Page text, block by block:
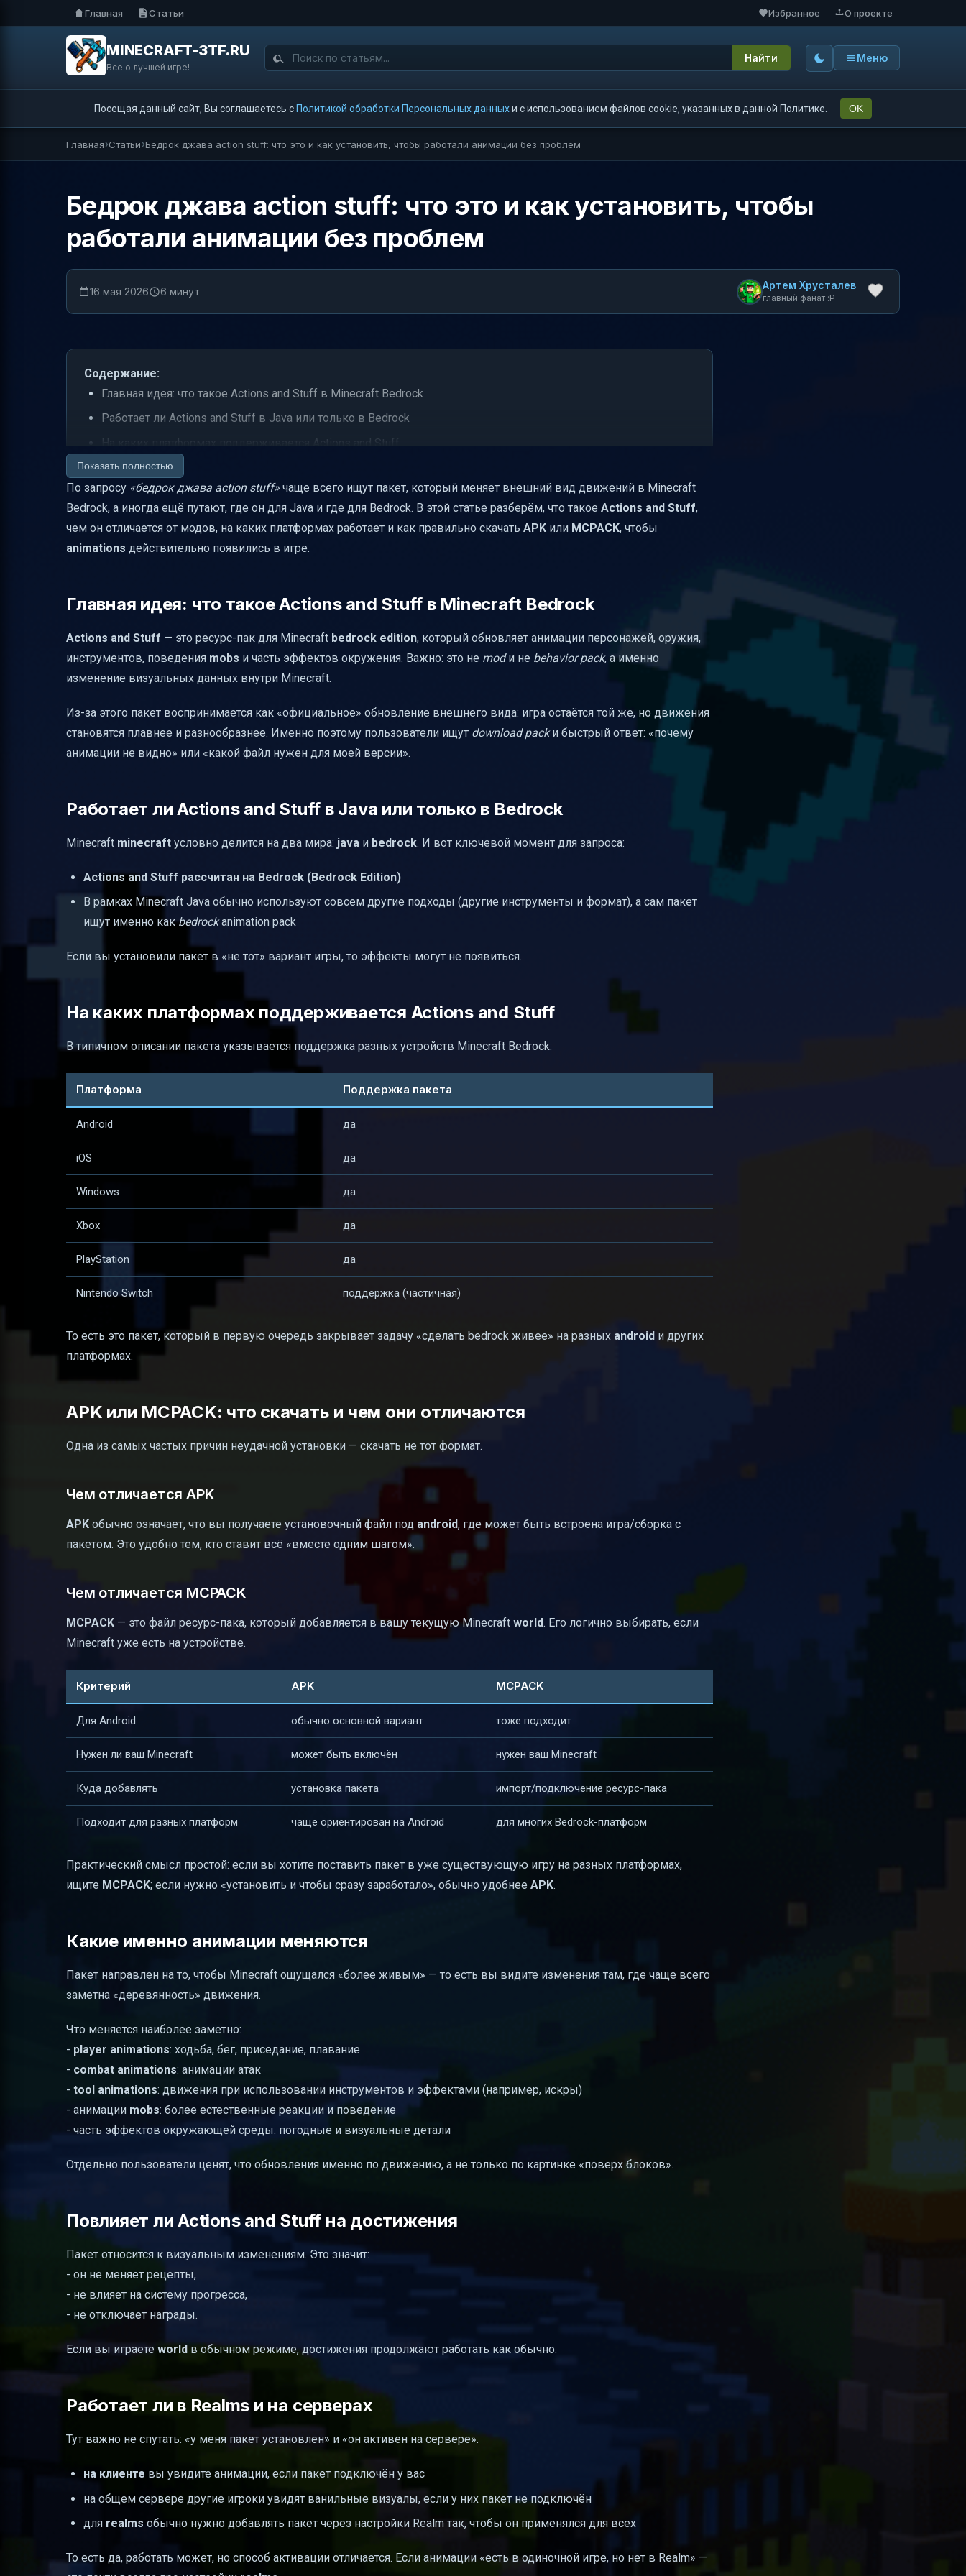
Главная Статьи Избранное О проекте
MINECRAFT-3TF.RU
Все о лучшей игре!
Найти Меню
Посещая данный сайт, Вы соглашаетесь с Политикой обработки Персональных данныхи с использованием файлов cookie, указанных в данной Политике. OK
Главная Статьи Бедрок джава action stuff: что это и как установить, чтобы работали анимации без проблем
Бедрок джава action stuff: что это и как установить, чтобы
работали анимации без проблем
16 мая 2026 6 минут Артем Хрусталев
главный фанат :P
Содержание:
Главная идея: что такое Actions and Stuff в Minecraft Bedrock
Работает ли Actions and Stuff в Java или только в Bedrock
На каких платформах поддерживается Actions and Stuff
APK или MCPACK: что скачать и чем они отличаются
Какие именно анимации меняются
Повлияет ли Actions and Stuff на достижения
Работает ли в Realms и на серверах
Разрешения (resolution) и как выбрать вариант под устройство
Советы для стабильной производительности
Плюсы и минусы, которые реально ощущаются в игре
Показать полностью
По запросу «бедрок джава action stuff» чаще всего ищут пакет, который меняет внешний вид движений в Minecraft
Bedrock, а иногда ещё путают, где он для Java и где для Bedrock. В этой статье разберём, что такое Actions and Stuff,
чем он отличается от модов, на каких платформах работает и как правильно скачать APK или MCPACK, чтобы
animations действительно появились в игре.
Главная идея: что такое Actions and Stuff в Minecraft Bedrock
Actions and Stuff — это ресурс-пак для Minecraft bedrock edition, который обновляет анимации персонажей, оружия,
инструментов, поведения mobs и часть эффектов окружения. Важно: это не modи не behavior pack, а именно
изменение визуальных данных внутри Minecraft.
Из-за этого пакет воспринимается как «официальное» обновление внешнего вида: игра остаётся той же, но движения
становятся плавнее и разнообразнее. Именно поэтому пользователи ищут download packи быстрый ответ: «почему
анимации не видно» или «какой файл нужен для моей версии».
Работает ли Actions and Stuff в Java или только в Bedrock
Minecraft minecraft условно делится на два мира: java и bedrock. И вот ключевой момент для запроса:
Actions and Stuff рассчитан на Bedrock (Bedrock Edition)
В рамках Minecraft Java обычно используют совсем другие подходы (другие инструменты и формат), а сам пакет
ищут именно какbedrockanimation pack
Если вы установили пакет в «не тот» вариант игры, то эффекты могут не появиться.
На каких платформах поддерживается Actions and Stuff
В типичном описании пакета указывается поддержка разных устройств Minecraft Bedrock:
Платформа Поддержка пакета
Android да
iOS да
Windows да
Xbox да
PlayStation да
Nintendo Switch поддержка (частичная)
То есть это пакет, который в первую очередь закрывает задачу «сделать bedrock живее» на разных android и других
платформах.
APK или MCPACK: что скачать и чем они отличаются
Одна из самых частых причин неудачной установки — скачать не тот формат.
Чем отличается APK
APK обычно означает, что вы получаете установочный файл под android, где может быть встроена игра/сборка с
пакетом. Это удобно тем, кто ставит всё «вместе одним шагом».
Чем отличается MCPACK
MCPACK — это файл ресурс-пака, который добавляется в вашу текущую Minecraft world. Его логично выбирать, если
Minecraft уже есть на устройстве.
Критерий APK MCPACK
Для Android обычно основной вариант тоже подходит
Нужен ли ваш Minecraft может быть включён нужен ваш Minecraft
Куда добавлять установка пакета импорт/подключение ресурс-пака
Подходит для разных платформ чаще ориентирован на Android для многих Bedrock-платформ
Практический смысл простой: если вы хотите поставить пакет в уже существующую игру на разных платформах,
ищите MCPACK; если нужно «установить и чтобы сразу заработало», обычно удобнее APK.
Какие именно анимации меняются
Пакет направлен на то, чтобы Minecraft ощущался «более живым» — то есть вы видите изменения там, где чаще всего
заметна «деревянность» движения.
Что меняется наиболее заметно:
- player animations: ходьба, бег, приседание, плавание
- combat animations: анимации атак
- tool animations: движения при использовании инструментов и эффектами (например, искры)
- анимации mobs: более естественные реакции и поведение
- часть эффектов окружающей среды: погодные и визуальные детали
Отдельно пользователи ценят, что обновления именно по движению, а не только по картинке «поверх блоков».
Повлияет ли Actions and Stuff на достижения
Пакет относится к визуальным изменениям. Это значит:
- он не меняет рецепты,
- не влияет на систему прогресса,
- не отключает награды.
Если вы играете world в обычном режиме, достижения продолжают работать как обычно.
Работает ли в Realms и на серверах
Тут важно не спутать: «у меня пакет установлен» и «он активен на сервере».
на клиенте вы увидите анимации, если пакет подключён у вас
на общем сервере другие игроки увидят ванильные визуалы, если у них пакет не подключён
для realms обычно нужно добавлять пакет через настройки Realm так, чтобы он применялся для всех
То есть да, работать может, но способ активации отличается. Если анимации «есть в одиночной игре, но нет в Realm» —